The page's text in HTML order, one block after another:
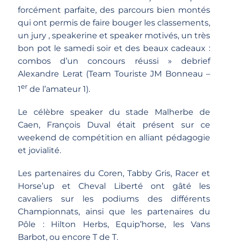
forcément parfaite, des parcours bien montés
qui ont permis de faire bouger les classements,
un jury , speakerine et speaker motivés, un très
bon pot le samedi soir et des beaux cadeaux :
combos d’un concours réussi » debrief
Alexandre Lerat (Team Touriste JM Bonneau –
1er de l’amateur 1).
Le célèbre speaker du stade Malherbe de
Caen, François Duval était présent sur ce
weekend de compétition en alliant pédagogie
et jovialité.
Les partenaires du Coren, Tabby Gris, Racer et
Horse’up et Cheval Liberté ont gâté les
cavaliers sur les podiums des différents
Championnats, ainsi que les partenaires du
Pôle : Hilton Herbs, Equip’horse, les Vans
Barbot, ou encore T de T.